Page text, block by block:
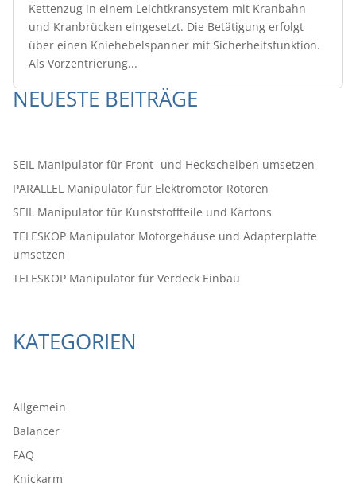
Kettenzug in einem Leichtkransystem mit Kranbahn
und Kranbrücken eingesetzt. Die Betätigung erfolgt
über einen Kniehebelspanner mit Sicherheitsfunktion.
Als Vorzentrierung...
NEUESTE BEITRÄGE
SEIL Manipulator für Front- und Heckscheiben umsetzen
PARALLEL Manipulator für Elektromotor Rotoren
SEIL Manipulator für Kunststoffteile und Kartons
TELESKOP Manipulator Motorgehäuse und Adapterplatte
umsetzen
TELESKOP Manipulator für Verdeck Einbau
KATEGORIEN
Allgemein
Balancer
FAQ
Knickarm